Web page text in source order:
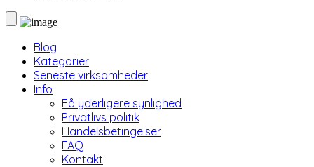
Blog
Kategorier
Seneste virksomheder
Info
Få yderligere synlighed
Privatlivs politik
Handelsbetingelser
FAQ
Kontakt